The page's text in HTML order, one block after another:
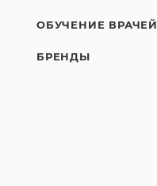
ОБУЧЕНИЕ ВРАЧЕЙ
БРЕНДЫ